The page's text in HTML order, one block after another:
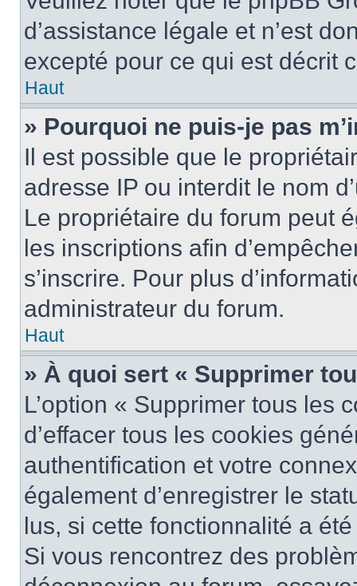
d’assistance légale et n’est
excepté pour ce qui est décrit
Haut
» Pourquoi ne puis-je pas
Il est possible que le
adresse IP ou interdit le nom
Le propriétaire du forum peut
les inscriptions afin
s’inscrire. Pour plus
administrateur du forum.
Haut
» À quoi sert « Supprimer
L’option « Supprimer tous les
d’effacer tous les cookies
authentification et votre
également d’enregistrer le
lus, si cette fonctionnalité a
Si vous rencontrez des